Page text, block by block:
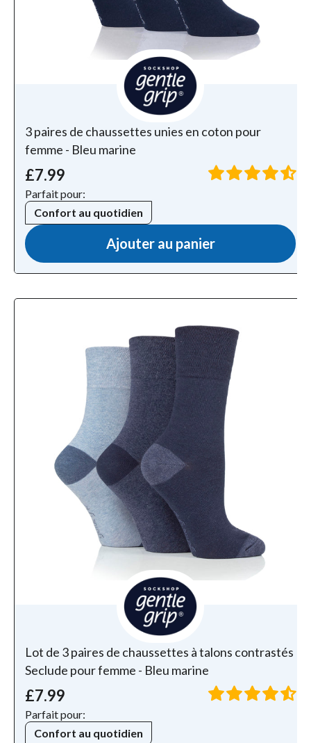
3 paires de chaussettes unies en coton pour
femme - Bleu marine
£7.99
Parfait pour:
Confort au quotidien
Ajouter au panier
Lot de 3 paires de chaussettes à talons contrastés
Seclude pour femme - Bleu marine
£7.99
Parfait pour:
Confort au quotidien